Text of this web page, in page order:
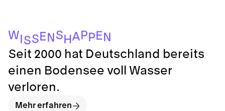
WISS ENSHAP PE N
Seit 2000 hat Deutschland bereits
einen Bodensee voll Wasser
verloren.
Mehr erfahren